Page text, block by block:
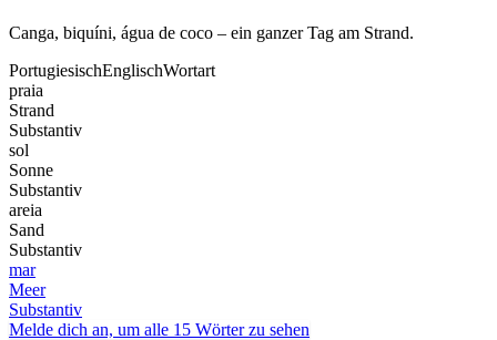
Canga, biquíni, água de coco – ein ganzer Tag am Strand.
PortugiesischEnglischWortart
praia
Strand
Substantiv
sol
Sonne
Substantiv
areia
Sand
Substantiv
mar
Meer
Substantiv
Melde dich an, um alle 15 Wörter zu sehen